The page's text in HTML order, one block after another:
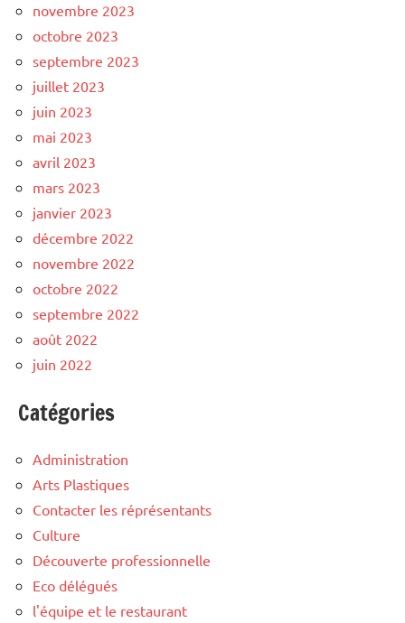
novembre 2023
octobre 2023
septembre 2023
juillet 2023
juin 2023
mai 2023
avril 2023
mars 2023
janvier 2023
décembre 2022
novembre 2022
octobre 2022
septembre 2022
août 2022
juin 2022
Catégories
Administration
Arts Plastiques
Contacter les réprésentants
Culture
Découverte professionnelle
Eco délégués
l'équipe et le restaurant